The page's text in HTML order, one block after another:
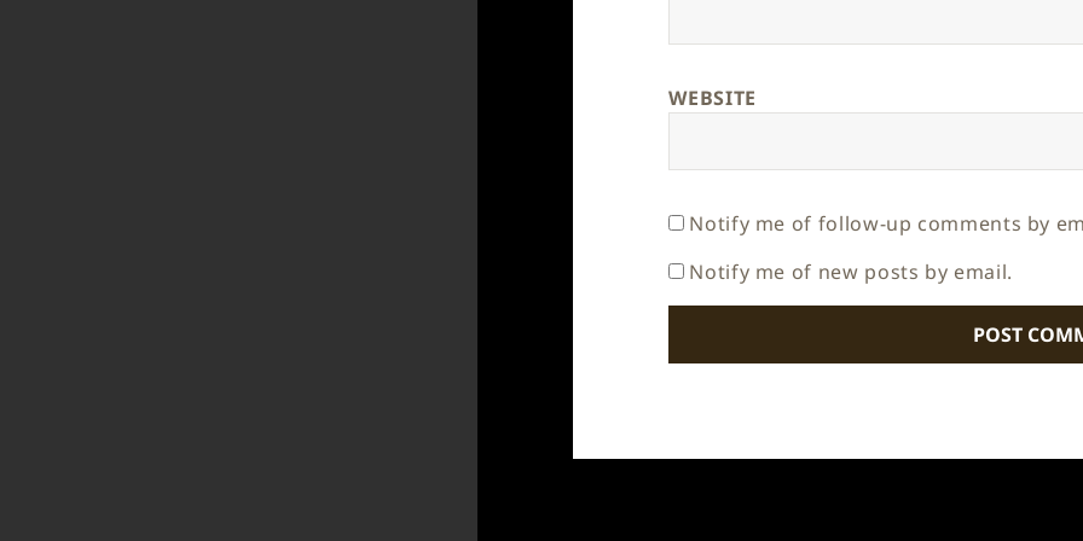
WEBSITE
Notify me of follow-up comments by
Notify me of new posts by email.